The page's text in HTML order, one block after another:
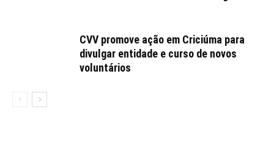
CVV promove ação em Criciúma para
divulgar entidade e curso de novos
voluntários